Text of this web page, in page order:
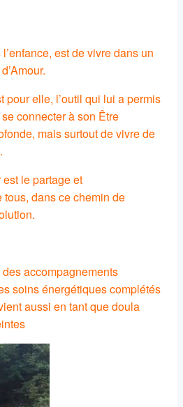
est de vivre dans un
pour elle, l’outil qui lui a permis
connecter à son Être
mais surtout de vivre de
le partage et
tous, dans ce chemin de
accompagnements
soins énergétiques complétés
aussi en tant que doula